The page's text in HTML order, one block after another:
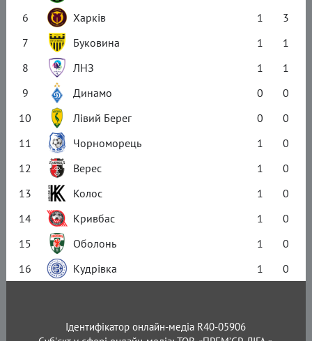
6
Харків 1
3
7
Буковина 1
1
8
ЛНЗ 1
1
9
Динамо 0
0
10
Лівий Берег 0
0
11
Чорноморець 1
0
12
Верес 1
0
13
Колос 1
0
14
Кривбас 1
0
15
Оболонь 1
0
16
Кудрівка 1 0
Ідентифікатор онлайн-медіа R40-05906